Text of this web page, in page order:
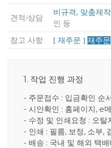
견적/상담
비규격, 맞춤제
인 등
참고 사항 [ 재주문 ] 재주문
1. 작업 진행 과정
- 주문접수 : 입금확인 순
- 시안확인 : 홈페이지, e
- 수정 및 인쇄요청 : 오탈
- 인쇄 : 필름, 보정, 소부,
- 배송 : 국내 및 해외 택